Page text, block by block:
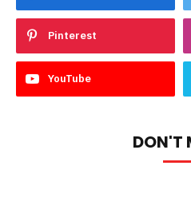
Pinterest
YouTube
DON'T